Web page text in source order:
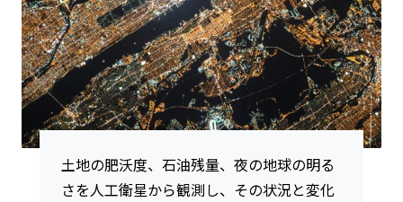
土地の肥沃度、石油残量、夜の地球の明る
さを人工衛星から観測し、その状況と変化